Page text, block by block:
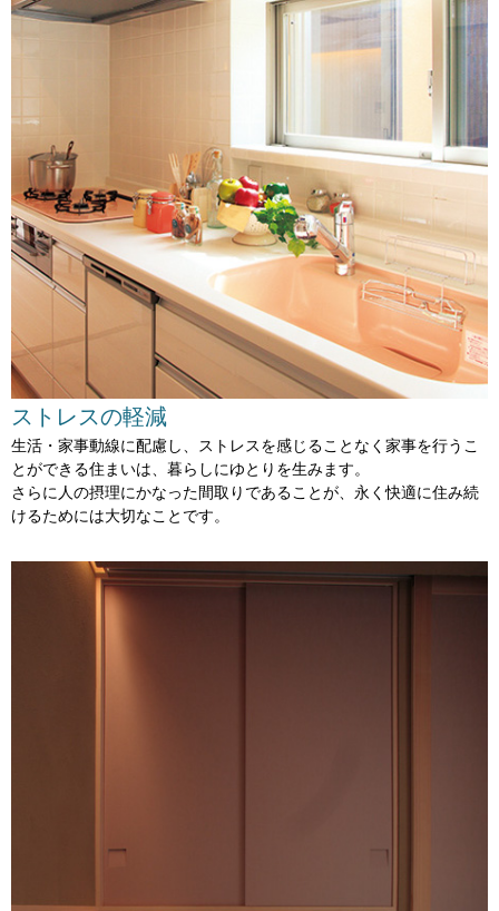
ストレスの軽減
生活・家事動線に配慮し、ストレスを感じることなく 家事を行うこ
とができる住まいは、 暮らしにゆとりを生みます。
さらに人の摂理にかなった間取りであることが、 永く快適に住み続
けるためには大切なことです。